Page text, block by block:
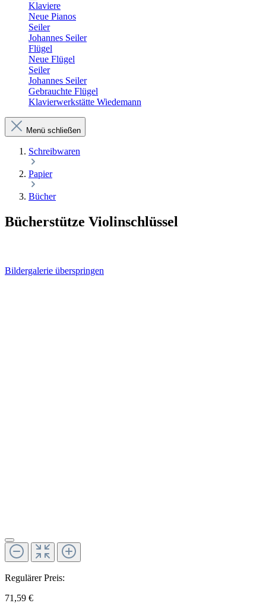
Klaviere
Neue Pianos
Seiler
Johannes Seiler
Flügel
Neue Flügel
Seiler
Johannes Seiler
Gebrauchte Flügel
Klavierwerkstätte Wiedemann
Menü schließen
Schreibwaren
Papier
Bücher
Bücherstütze Violinschlüssel
Bildergalerie überspringen
Regulärer Preis:
71,59 €